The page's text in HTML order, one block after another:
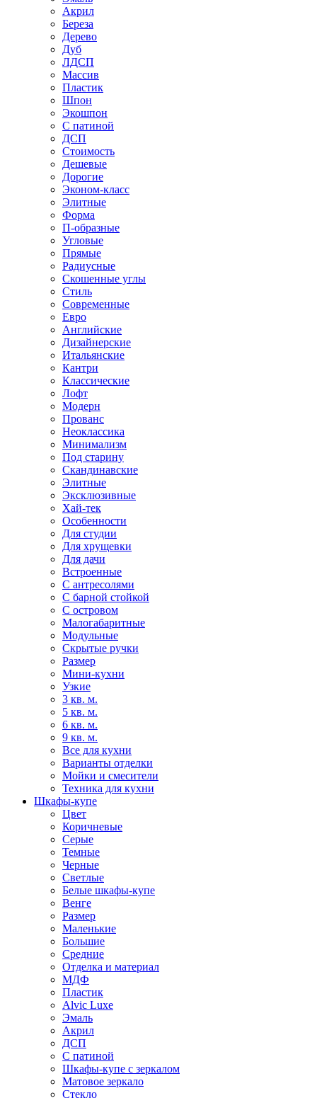
Акрил
Береза
Дерево
Дуб
ЛДСП
Массив
Пластик
Шпон
Экошпон
С патиной
ДСП
Стоимость
Дешевые
Дорогие
Эконом-класс
Элитные
Форма
П-образные
Угловые
Прямые
Радиусные
Скошенные углы
Стиль
Современные
Евро
Английские
Дизайнерские
Итальянские
Кантри
Классические
Лофт
Модерн
Прованс
Неоклассика
Минимализм
Под старину
Скандинавские
Элитные
Эксклюзивные
Хай-тек
Особенности
Для студии
Для хрущевки
Для дачи
Встроенные
С антресолями
С барной стойкой
С островом
Малогабаритные
Модульные
Скрытые ручки
Размер
Мини-кухни
Узкие
3 кв. м.
5 кв. м.
6 кв. м.
9 кв. м.
Все для кухни
Варианты отделки
Мойки и смесители
Техника для кухни
Шкафы-купе
Цвет
Коричневые
Серые
Темные
Черные
Светлые
Белые шкафы-купе
Венге
Размер
Маленькие
Большие
Средние
Отделка и материал
МДФ
Пластик
Alvic Luxe
Эмаль
Акрил
ДСП
С патиной
Шкафы-купе с зеркалом
Матовое зеркало
Стекло